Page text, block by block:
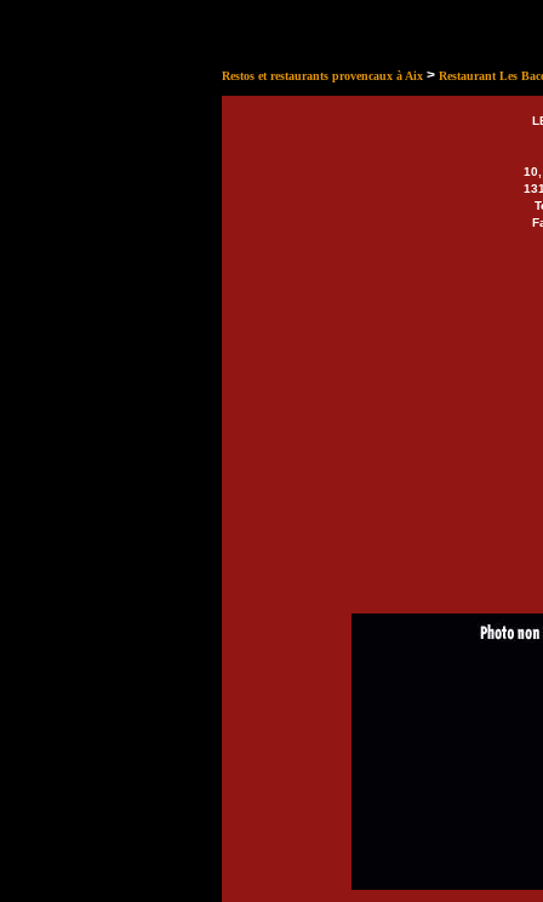
Restos et restaurants provencaux à Aix> Restaurant Les